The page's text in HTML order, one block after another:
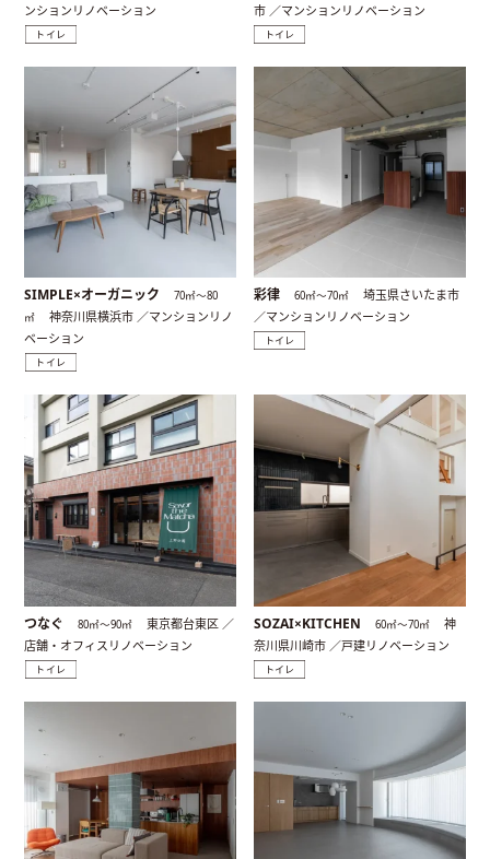
ンションリノベーション
トイレ
市 ／マンションリノベーション
トイレ
SIMPLE×オーガニック
70㎡〜80
㎡
神奈川県横浜市 ／マンションリノ
ベーション
トイレ
彩律 60㎡〜70㎡
埼玉県さいたま市
／マンションリノベーション
トイレ
つなぐ 80㎡〜90㎡
東京都台東区 ／
店舗・オフィスリノベーション
トイレ
SOZAI×KITCHEN 60㎡〜70㎡
神
奈川県川崎市 ／戸建リノベーション
トイレ